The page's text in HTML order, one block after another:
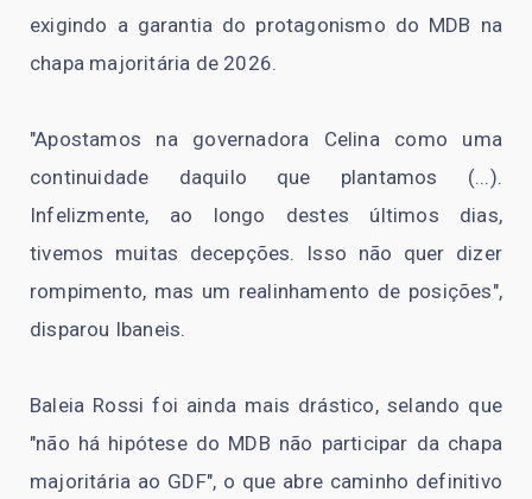
exigindo a garantia do protagonismo do MDB na
chapa majoritária de 2026.
"Apostamos na governadora Celina como uma
continuidade daquilo que plantamos (...).
Infelizmente, ao longo destes últimos dias,
tivemos muitas decepções. Isso não quer dizer
rompimento, mas um realinhamento de posições",
disparou Ibaneis.
Baleia Rossi foi ainda mais drástico, selando que
"não há hipótese do MDB não participar da chapa
majoritária ao GDF", o que abre caminho definitivo